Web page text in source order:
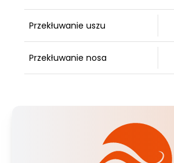
Przekłuwanie uszu
Przekłuwanie nosa